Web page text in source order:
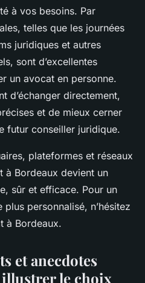
à vos besoins. Par
telles que les journées
juridiques et autres
sont d’excellentes
un avocat en personne.
d’échanger directement,
et de mieux cerner
futur conseiller juridique.
plateformes et réseaux
à Bordeaux devient un
sûr et efficace. Pour un
personnalisé, n’hésitez
à Bordeaux.
et anecdotes
le choix